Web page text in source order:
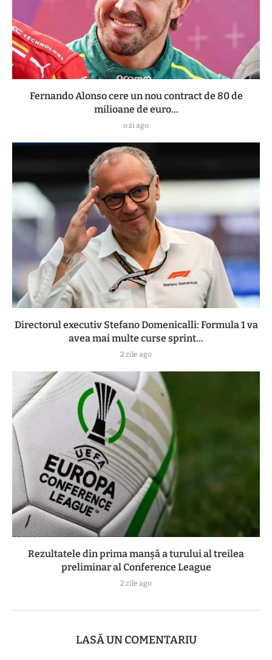
Fernando Alonso cere un nou contract de 80 de
milioane de euro...
o zi ago
Directorul executiv Stefano Domenicalli: Formula 1 va
avea mai multe curse sprint...
2 zile ago
Rezultatele din prima manşă a turului al treilea
preliminar al Conference League
2 zile ago
LASĂ UN COMENTARIU